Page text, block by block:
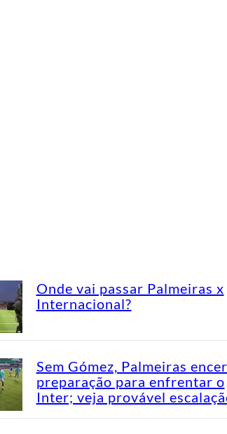
Onde vai passar Palmeiras x
Internacional?
Sem Gómez, Palmeiras
preparação para enfrentar o
Inter; veja provável